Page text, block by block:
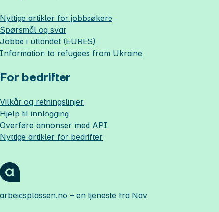
Nyttige artikler for jobbsøkere
Spørsmål og svar
Jobbe i utlandet (EURES)
Information to refugees from Ukraine
For bedrifter
Vilkår og retningslinjer
Hjelp til innlogging
Overføre annonser med API
Nyttige artikler for bedrifter
arbeidsplassen.no – en tjeneste fra Nav